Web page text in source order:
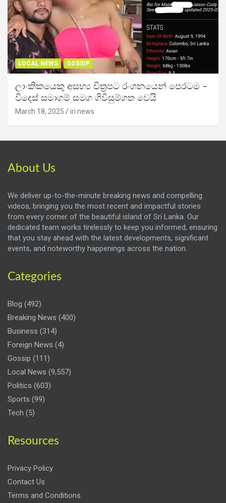
LOCAL NEWS GOSSIP
ලාංකිකයෙකු අසභ්‍ය චිත්‍රපට රංගනයෙන් පෙරටම –
විදෙස් සමාගම් සමග ගිවිසුම්ගත වෙයි
March 18, 2025 iri news
About Us
We deliver up-to-the-minute breaking news and compelling
videos, bringing you the most recent and impactful stories
from every corner of the beautiful island of Sri Lanka. Our
dedicated team works tirelessly to keep you informed, ensuring
that you stay ahead with the latest developments, significant
events, and noteworthy happenings across the nation.
Categories
Blog (492)
Breaking News (400)
Business (314)
Foreign News (4)
Gossip (111)
Local News (9,557)
Politics (603)
Sports (99)
Tech (5)
Resources
Privacy Policy
Contact Us
Terms and Conditions